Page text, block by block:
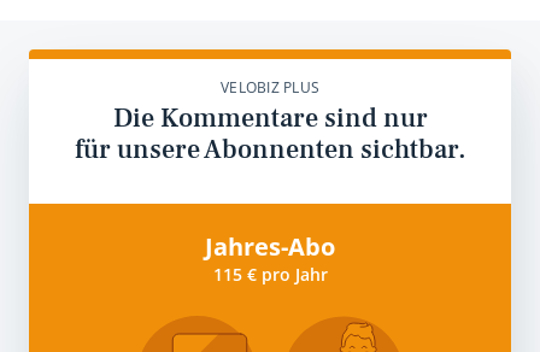
VELOBIZ PLUS
Die Kommentare sind nur
für unsere Abonnenten sichtbar.
Jahres-Abo
115 € pro Jahr